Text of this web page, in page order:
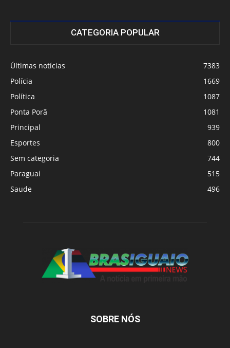
CATEGORIA POPULAR
Últimas notícias
7383
Polícia
1669
Política
1087
Ponta Porã
1081
Principal
939
Esportes
800
Sem categoria
744
Paraguai
515
Saude
496
SOBRE NÓS